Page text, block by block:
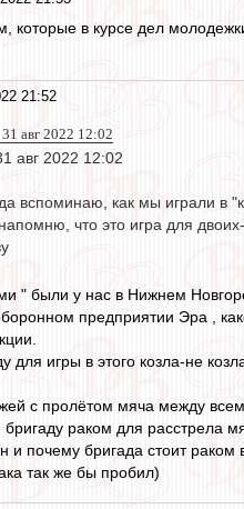
которые в курсе дел
21:52
авг 2022 12:02
авг 2022 12:02
вспоминаю, как мы играли в
что это игра для
" были у нас в Нижнем
предприятии Эра ,
для игры в этого козла-не
с пролётом мяча между
раком для расстрела
и почему бригада стоит раком
так же бы пробил)